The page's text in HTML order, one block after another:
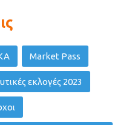
Market Pass
εκλογές 2023